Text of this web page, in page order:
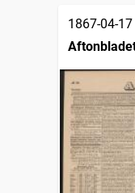
1867-04-17